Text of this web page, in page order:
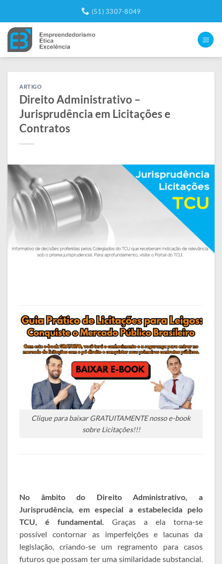
content
(51) 3307-8049
ARTIGO
Direito Administrativo –
Jurisprudência em Licitações e
Contratos
Clique para baixar GRATUITAMENTE nosso e-book
sobre Licitações!!!
No âmbito do Direito Administrativo, a
Jurisprudência, em especial a estabelecida pelo
TCU, é fundamental. Graças a ela torna-se
possível contornar as imperfeições e lacunas da
legislação, criando-se um regramento para casos
futuros que possam ter uma similaridade substancial.